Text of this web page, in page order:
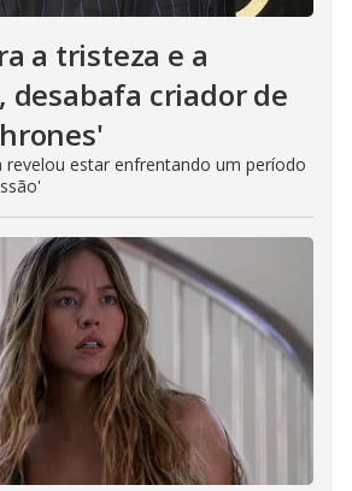
a tristeza e a
desabafa criador de
revelou estar enfrentando um período